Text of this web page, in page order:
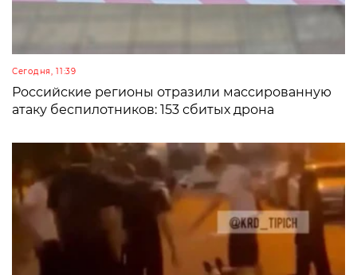
Сегодня, 11:39
Российские регионы отразили массированную
атаку беспилотников: 153 сбитых дрона